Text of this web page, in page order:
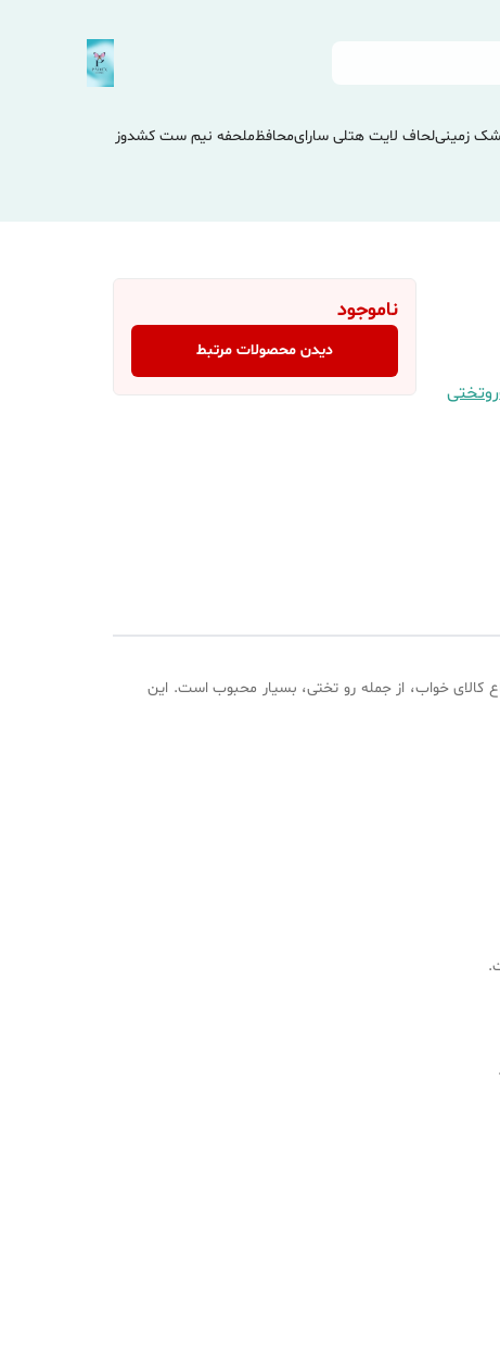
زمینیلحاف لایت هتلی سارایمحافظملحفه نیم ست کشدوز
روتختی
ناموجود
دیدن محصولات مرتبط
کالای خواب، از جمله رو تختی، بسیار محبوب است. این